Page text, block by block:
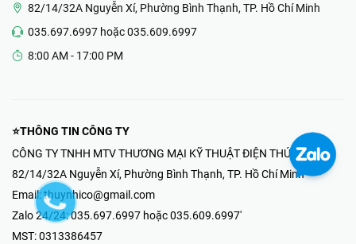
82/14/32A Nguyễn Xí, Phường Bình Thạnh, TP. Hồ Chí Minh
035.697.6997 hoặc 035.609.6997
8:00 AM - 17:00 PM
⭐THÔNG TIN CÔNG TY
CÔNG TY TNHH MTV THƯƠNG MẠI KỸ THUẬT ĐIỆN THÚY NHI
82/14/32A Nguyễn Xí, Phường Bình Thạnh, TP. Hồ Chí Minh
Email: thuynhico@gmail.com
Zalo 24/24:035.697.6997 hoặc 035.609.6997'
MST:0313386457